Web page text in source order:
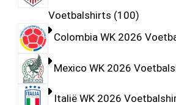
Voetbalshirts 100
Colombia WK 2026
Mexico WK 2026
Italië WK 2026